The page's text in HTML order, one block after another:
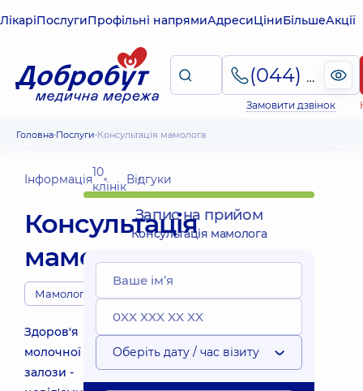
ЛікаріПослугиПрофільні напрямиАдресиЦіниБільшеАкції
(044) 495-2-888
Замовити дзвінок
Головна Послуги Консультація мамолога
Інформація10
клінікВідгуки
Консультація
мамолога
Мамологи
Здоров'я
молочної
залози -
Запис на прийом
Консультація мамолога
Оберіть дату / час візиту